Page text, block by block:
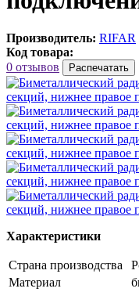
Производитель: RIFAR
Код товара:
0 отзывов
Распечатать
Характеристики
Страна производства
Материал